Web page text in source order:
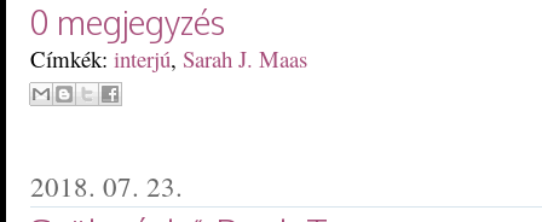
0 megjegyzés
Címkék: interjú, Sarah J. Maas
2018. 07. 23.